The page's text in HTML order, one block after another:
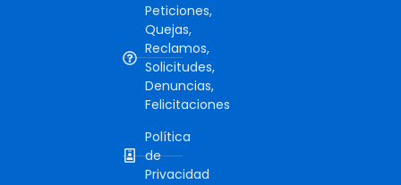
Peticiones,
Quejas,
Reclamos,
Solicitudes,
Denuncias,
Felicitaciones
Política
de
Privacidad